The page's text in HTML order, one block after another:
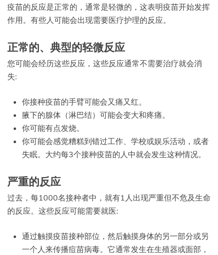
疫苗的反应是正常的，通常是轻微的，这表明疫苗开始发挥
作用。有些人可能会出现需要医疗护理的反应。
正常的、典型的轻微反应
您可能会经历这些反应，这些反应通常不需要治疗就会消
失:
你接种疫苗的手臂可能会又痛又红。
腋下的腺体（淋巴结）可能会变大和疼痛。
你可能有点发烧。
你可能会感觉糟糕到错过工作、学校或娱乐活动，或者
失眠。大约每3个接种疫苗的人中就会发生这种情况。
严重的反应
过去，每1000名接种者中，就有1人出现严重但不危及生命
的反应。这些反应可能需要就医:
通过触摸疫苗接种部位，然后触摸身体的另一部分或另
一个人来传播痘苗病毒。它通常发生在生殖器或面部，